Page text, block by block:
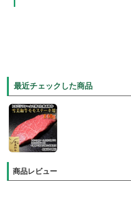
最近チェックした商品
商品レビュー